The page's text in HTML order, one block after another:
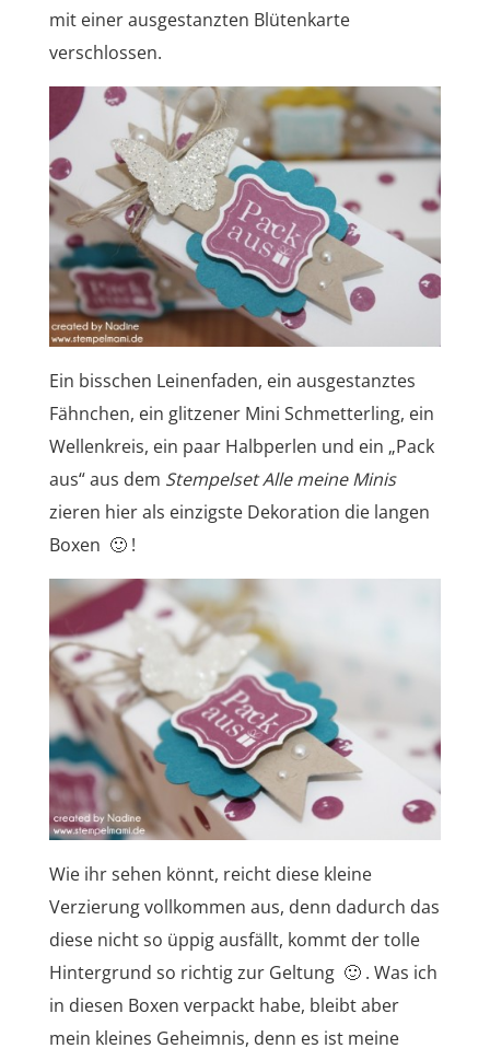
mit einer ausgestanzten Blütenkarte
verschlossen.
Ein bisschen Leinenfaden, ein ausgestanztes
Fähnchen, ein glitzener Mini Schmetterling, ein
Wellenkreis, ein paar Halbperlen und ein „Pack
aus“ aus dem Stempelset Alle meine Minis
zieren hier als einzigste Dekoration die langen
Boxen 🙂 !
Wie ihr sehen könnt, reicht diese kleine
Verzierung vollkommen aus, denn dadurch das
diese nicht so üppig ausfällt, kommt der tolle
Hintergrund so richtig zur Geltung 🙂 . Was ich
in diesen Boxen verpackt habe, bleibt aber
mein kleines Geheimnis, denn es ist meine